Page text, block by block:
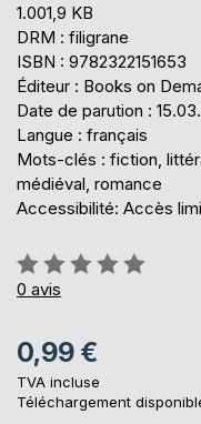
1.001,9 KB
DRM : filigrane
ISBN : 9782322151653
Éditeur : Books on
Date de parution :
Langue : français
Mots-clés : fiction,
médiéval, romance
Accessibilité: Accès
Évaluation:
0%
0 avis
0,99 €
TVA incluse
Téléchargement